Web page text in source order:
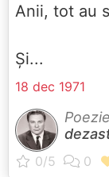
Anii, tot au
Și...
18 dec 1971